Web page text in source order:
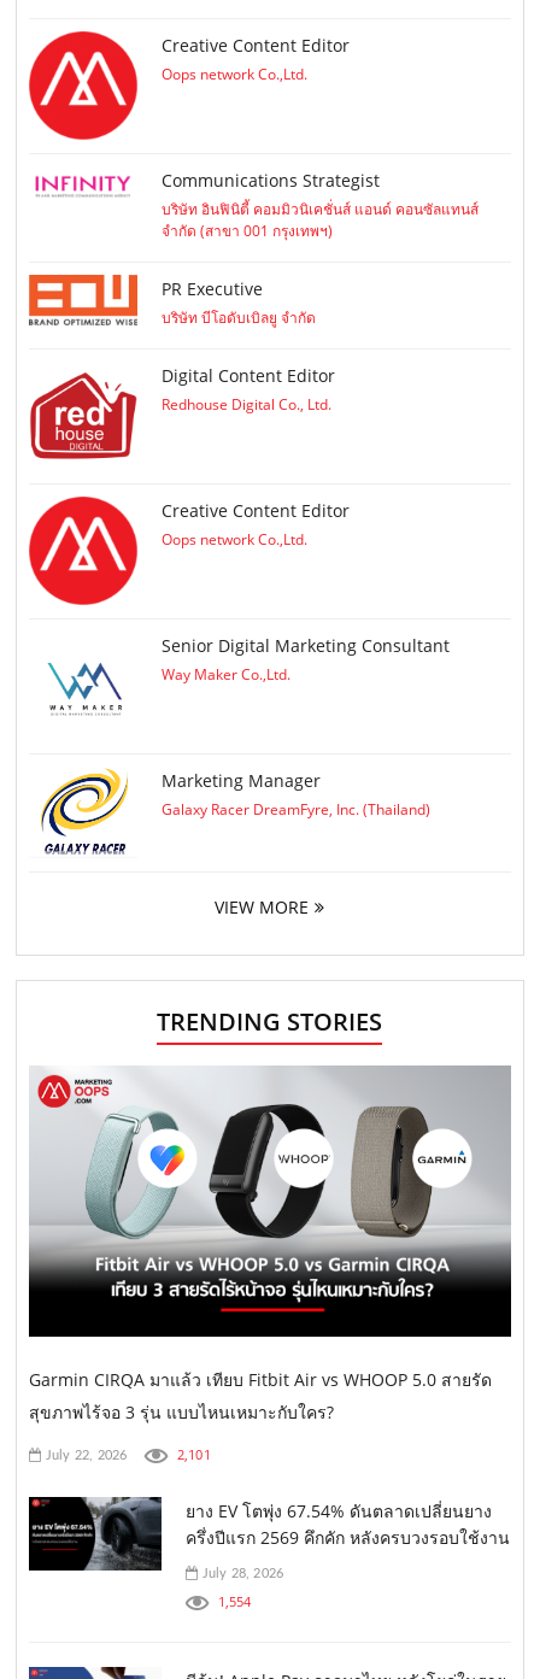
Creative Content Editor
Oops network Co.,Ltd.
Communications Strategist
บริษัท อินฟินิตี้ คอมมิวนิเคชั่นส์ แอนด์ คอนซัลแทนส์
จำกัด (สาขา 001 กรุงเทพฯ)
PR Executive
บริษัท บีโอดับเบิลยู จำกัด
Digital Content Editor
Redhouse Digital Co., Ltd.
Creative Content Editor
Oops network Co.,Ltd.
Senior Digital Marketing Consultant
Way Maker Co.,Ltd.
Marketing Manager
Galaxy Racer DreamFyre, Inc. (Thailand)
VIEW MORE
TRENDING STORIES
Garmin CIRQA มาแล้ว เทียบ Fitbit Air vs WHOOP 5.0 สายรัด
สุขภาพไร้จอ 3 รุ่น แบบไหนเหมาะกับใคร?
July 22, 2026 2,101
ยาง EV โตพุ่ง 67.54% ดันตลาดเปลี่ยนยาง
ครึ่งปีแรก 2569 คึกคัก หลังครบวงรอบใช้งาน
July 28, 2026
1,554